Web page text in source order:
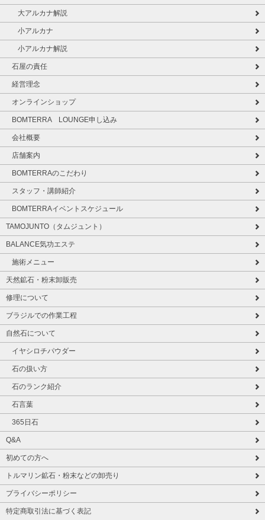
大アルカナ解説
小アルカナ
小アルカナ解説
石屋の責任
経営理念
オンラインショップ
BOMTERRA LOUNGE申し込み
会社概要
店舗案内
BOMTERRAのこだわり
スタッフ・講師紹介
BOMTERRAイベントスケジュール
TAMOJUNTO（タムジュント）
BALANCE気功エステ
施術メニュー
天然鉱石・粉末卸販売
修理について
ブラジルでの作業工程
自然石について
イヤシロチパウダー
石の扱い方
石のランク紹介
石言葉
365日石
Q&A
初めての方へ
トルマリン鉱石・粉末などの卸売り
プライバシーポリシー
特定商取引法に基づく表記